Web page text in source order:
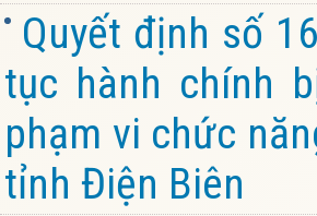
Quyết định số
tục hành chính
phạm vi chức
tỉnh Điện Biên